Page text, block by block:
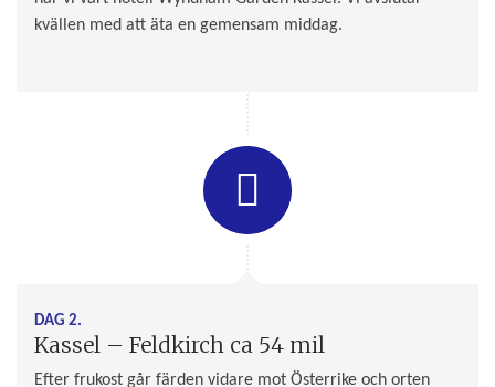
kvällen med att äta en gemensam middag.
DAG 2.
Kassel – Feldkirch ca 54 mil
Efter frukost går färden vidare mot Österrike och orten